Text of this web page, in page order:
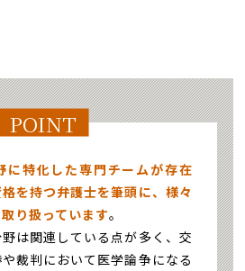
POINT
に特化した専門チームが存在
を持つ弁護士を筆頭に、様々
り扱っています。
は関連している点が多く、交
裁判において医学論争になる